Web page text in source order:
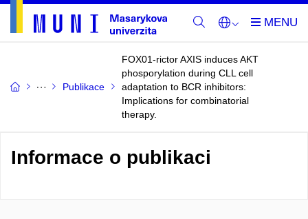
Publikace
FOX01-rictor AXIS induces AKT
phosporylation during CLL cell
adaptation to BCR inhibitors:
Implications for combinatorial
therapy.
Informace o publikaci